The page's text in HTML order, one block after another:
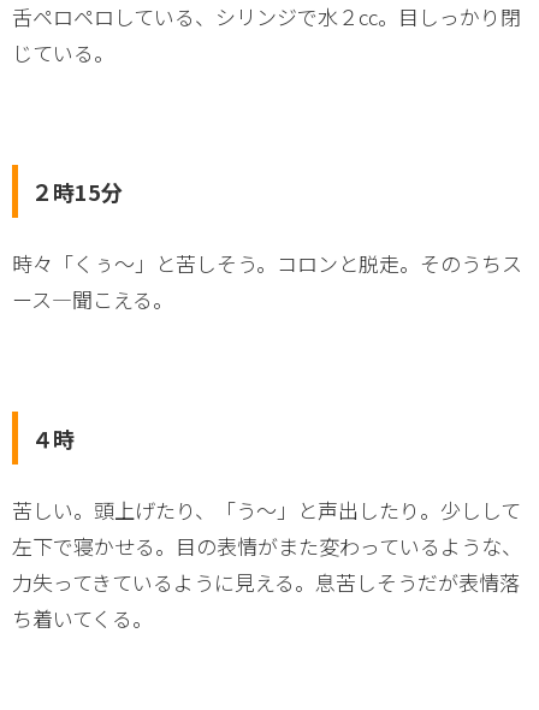
舌ペロペロしている、シリンジで水２cc。目しっかり閉
じている。
２時15分
時々「くぅ～」と苦しそう。コロンと脱走。そのうちス
ース―聞こえる。
４時
苦しい。頭上げたり、「う～」と声出したり。少しして
左下で寝かせる。目の表情がまた変わっているような、
力失ってきているように見える。息苦しそうだが表情落
ち着いてくる。